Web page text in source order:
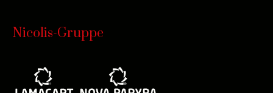
Nicolis-Gruppe